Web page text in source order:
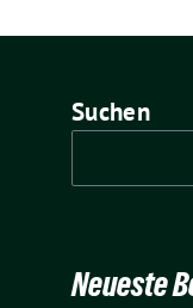
Suchen
Neueste